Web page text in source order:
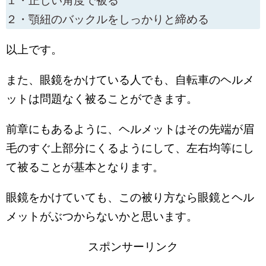
２・顎紐のバックルをしっかりと締める
以上です。
また、眼鏡をかけている人でも、自転車のヘルメ
ットは問題なく被ることができます。
前章にもあるように、ヘルメットはその先端が眉
毛のすぐ上部分にくるようにして、左右均等にし
て被ることが基本となります。
眼鏡をかけていても、この被り方なら眼鏡とヘル
メットがぶつからないかと思います。
スポンサーリンク